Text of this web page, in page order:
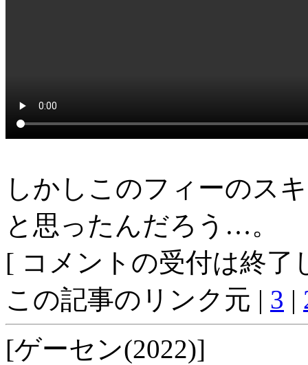
しかしこのフィーのス
と思ったんだろう…。
[ コメントの受付は終了
この記事のリンク元 | 3 |
[ゲーセン(2022)]